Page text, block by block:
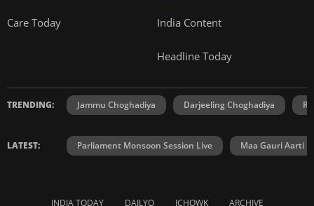
Care Today India Content
Headline Today
TRENDING: Jammu Choghadiya Darjeeling Choghadiya
LATEST: Parliament Monsoon Session Live Maa Gauri Aarti
INDIA TODAY DAILYO ICHOWK ARCHIVE